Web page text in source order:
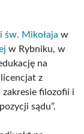
św. Mikołaja w
w Rybniku, w
na
z
filozofii i
sądu”.